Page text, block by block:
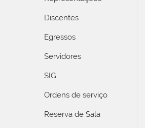
Discentes
Egressos
Servidores
SIG
Ordens de serviço
Reserva de Sala